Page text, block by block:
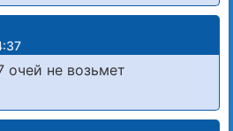
очей не возьмет